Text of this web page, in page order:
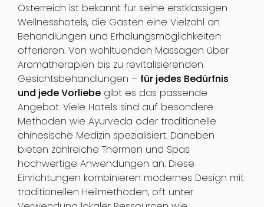
Österreich ist bekannt für seine erstklassigen
Wellnesshotels, die Gästen eine Vielzahl an
Behandlungen und Erholungsmöglichkeiten
offerieren. Von wohltuenden Massagen über
Aromatherapien bis zu revitalisierenden
Gesichtsbehandlungen – für jedes Bedürfnis
und jede Vorliebegibt es das passende
Angebot. Viele Hotels sind auf besondere
Methoden wie Ayurveda oder traditionelle
chinesische Medizin spezialisiert. Daneben
bieten zahlreiche Thermen und Spas
hochwertige Anwendungen an. Diese
Einrichtungen kombinieren modernes Design mit
traditionellen Heilmethoden, oft unter